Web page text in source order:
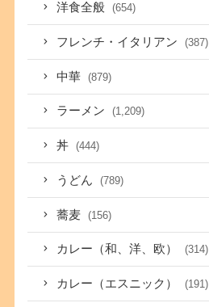
洋食全般 (654)
フレンチ・イタリアン (387)
中華 (879)
ラーメン (1,209)
丼 (444)
うどん (789)
蕎麦 (156)
カレー（和、洋、欧） (314)
カレー（エスニック） (191)